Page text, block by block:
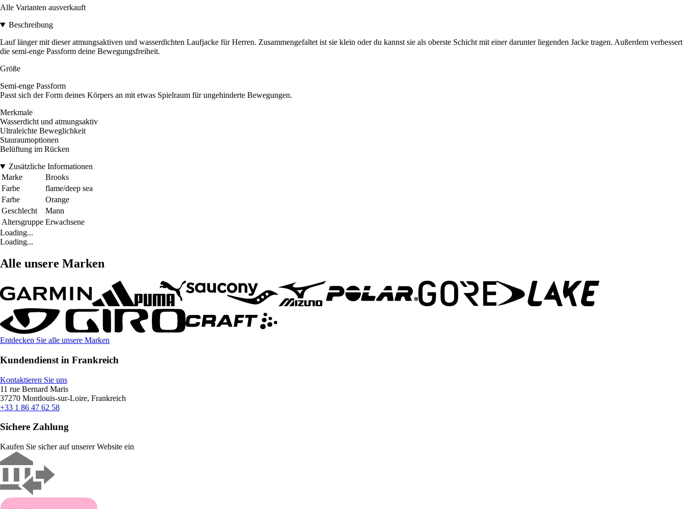
Alle Varianten ausverkauft
Beschreibung
Lauf länger mit dieser atmungsaktiven und wasserdichten Laufjacke für Herren. Zusammengefaltet ist sie klein oder du kannst sie als oberste Schicht mit einer darunter liegenden Jacke tragen. Außerdem verbessert
die semi-enge Passform deine Bewegungsfreiheit.
Größe
Semi-enge Passform
Passt sich der Form deines Körpers an mit etwas Spielraum für ungehinderte Bewegungen.
Merkmale
Wasserdicht und atmungsaktiv
Ultraleichte Beweglichkeit
Stauraumoptionen
Belüftung im Rücken
Zusätzliche Informationen
Marke
Brooks
Farbe
flame/deep sea
Farbe
Orange
Geschlecht
Mann
Altersgruppe Erwachsene
Loading...
Loading...
Alle unsere Marken
Entdecken Sie alle unsere Marken
Kundendienst in Frankreich
Kontaktieren Sie uns
11 rue Bernard Maris
37270 Montlouis-sur-Loire, Frankreich
+33 1 86 47 62 58
Sichere Zahlung
Kaufen Sie sicher auf unserer Website ein